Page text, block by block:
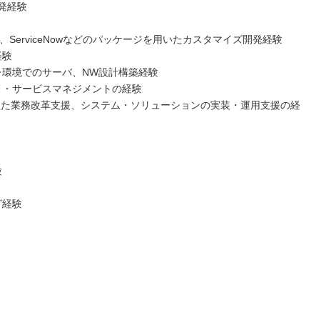
経験
ServiceNowなどのパッケージを用いたカスタマイズ開発経験
験
境でのサーバ、NW設計構築経験
サービスマネジメントの経験
業務改革支援、システム・ソリューションの実装・運用支援の経
経験